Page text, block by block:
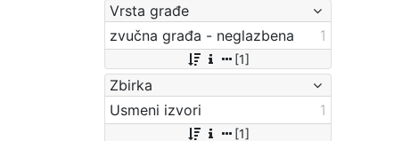
Vrsta građe
zvučna građa - neglazbena
1
[1]
Zbirka
Usmeni izvori
1
[1]